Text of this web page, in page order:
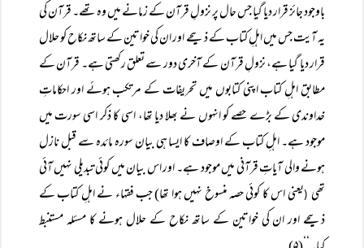
باوجود جائز قرار دیا گیا جس حال پر نزولِ قرآن کے زمانے میں وہ تھے۔ قرآن کی
یہ آیت جس میں اہلِ کتاب کے ذبیحے اور ان کی خواتین کے ساتھ نکاح کو حلال
قرار دیا گیا ہے، نزولِ قرآن کے آخری دور سے تعلق رکھتی ہے۔ قرآن کے
مطابق اہلِ کتاب اپنی کتابوں میں تحریفات کے مرتکب ہوئے اور احکاماتِ
خداوندی کے بڑے حصے کو انہوں نے بھلا دیا تھا، اسی کا ذکر اسی سورت میں
موجود ہے۔ اہلِ کتاب کے اوصاف کا ایسا ہی بیان سورہ مائدہ سے قبل نازل
ہونے والی آیاتِ قرآنی میں موجود ہے۔ اور اس بیان میں کوئی تبدیلی نہیں آئی
تھی (یعنی اس کا کوئی حصہ منسوخ نہیں ہوا تھا) جب فقہاء نے اہلِ کتاب کے
ذبیحے اور ان کی خواتین کے ساتھ نکاح کے حلال ہونے کا مسئلہ مستنبط